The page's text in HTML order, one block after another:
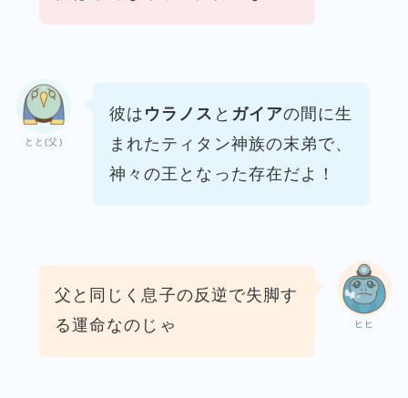
とと(父)
彼は ウラノス と ガイアの間に生
まれたティタン神族の末弟で、
神々の王となった存在だよ！
ヒヒ
父と同じく息子の反逆で失脚す
る運命なのじゃ